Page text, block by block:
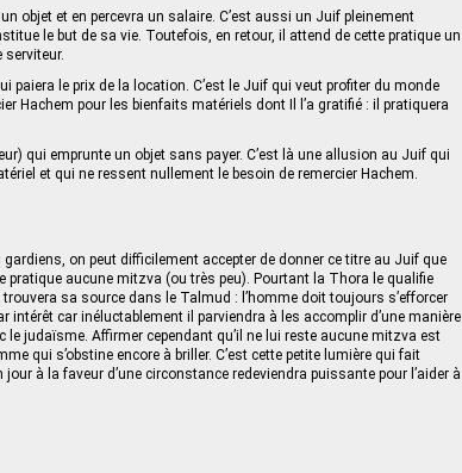
objet et en percevra un salaire. C’est aussi un Juif pleinement
le but de sa vie. Toutefois, en retour, il attend de cette pratique un
serviteur.
le prix de la location. C’est le Juif qui veut profiter du monde
Hachem pour les bienfaits matériels dont Il l’a gratifié : il pratiquera
qui emprunte un objet sans payer. C’est là une allusion au Juif qui
et qui ne ressent nullement le besoin de remercier Hachem.
on peut difficilement accepter de donner ce titre au Juif que
pratique aucune mitzva (ou très peu). Pourtant la Thora le qualifie
sa source dans le Talmud : l’homme doit toujours s’efforcer
intérêt car inéluctablement il parviendra à les accomplir d’une manière
le judaïsme. Affirmer cependant qu’il ne lui reste aucune mitzva est
qui s’obstine encore à briller. C’est cette petite lumière qui fait
à la faveur d’une circonstance redeviendra puissante pour l’aider à